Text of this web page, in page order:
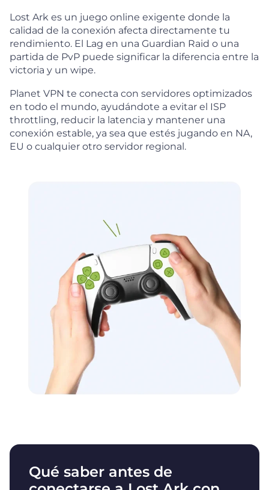
Lost Ark es un juego online exigente donde la
calidad de la conexión afecta directamente tu
rendimiento. El Lag en una Guardian Raid o una
partida de PvP puede significar la diferencia entre la
victoria y un wipe.
Planet VPN te conecta con servidores optimizados
en todo el mundo, ayudándote a evitar el ISP
throttling, reducir la latencia y mantener una
conexión estable, ya sea que estés jugando en NA,
EU o cualquier otro servidor regional.
Qué saber antes de